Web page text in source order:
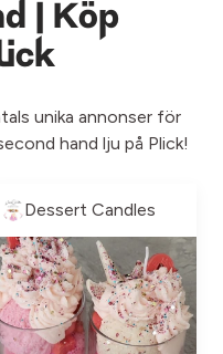
| Köp
unika annonser för
hand lju på Plick!
Dessert Candles